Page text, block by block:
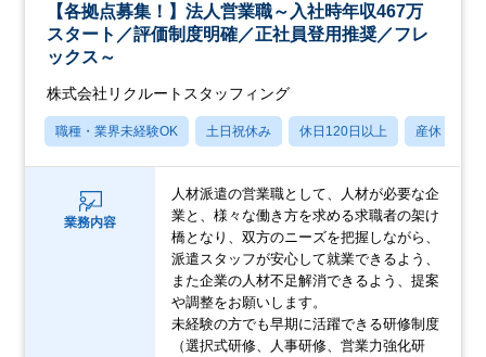
【各拠点募集！】法人営業職～入社時年収467万
スタート／評価制度明確／正社員登用推奨／フレ
ックス～
株式会社リクルートスタッフィング
職種・業界未経験OK 土日祝休み 休日120日以上 産休・育休
業務内容
人材派遣の営業職として、人材が必要な企
業と、様々な働き方を求める求職者の架け
橋となり、双方のニーズを把握しながら、
派遣スタッフが安心して就業できるよう、
また企業の人材不足解消できるよう、提案
や調整をお願いします。
未経験の方でも早期に活躍できる研修制度
（選択式研修、人事研修、営業力強化研